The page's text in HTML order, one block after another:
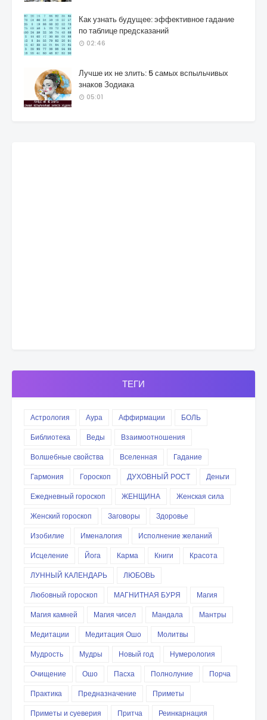
Как узнать будущее: эффективное гадание
по таблице предсказаний
02:46
Лучше их не злить: 5 самых вспыльчивых
знаков Зодиака
05:01
ТЕГИ
Астрология Аура Аффирмации
БОЛЬ
Библиотека
Веды
Взаимоотношения
Волшебные свойства
Вселенная
Гадание
Гармония
Гороскоп ДУХОВНЫЙ РОСТ
Деньги
Ежедневный гороскоп
ЖЕНЩИНА
Женская сила
Женский гороскоп
Заговоры
Здоровье
Изобилие
Именалогия
Исполнение желаний
Исцеление
Йога Карма Книги
Красота
ЛУННЫЙ КАЛЕНДАРЬ
ЛЮБОВЬ
Любовный гороскоп
МАГНИТНАЯ БУРЯ
Магия
Магия камней
Магия чисел Мандала
Мантры
Медитации
Медитация Ошо
Молитвы
Мудрость
Мудры Новый год
Нумерология
Очищение
Ошо Пасха Полнолуние
Порча
Практика
Предназначение
Приметы
Приметы и суеверия
Притча
Реинкарнация